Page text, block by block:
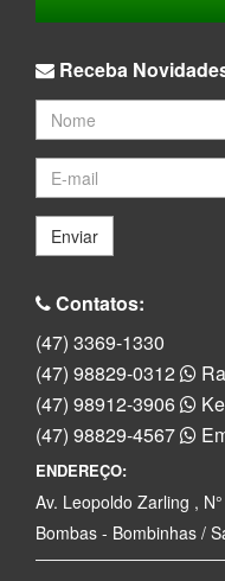
Receba
Enviar
Contatos:
(47) 3369-1330
(47) 98829-0312
(47) 98912-3906
(47) 98829-4567
ENDEREÇO:
Av. Leopoldo Zarling ,
Bombas - Bombinhas /